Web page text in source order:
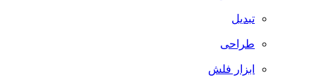
تبدیل
طراحی
ابزار فلش